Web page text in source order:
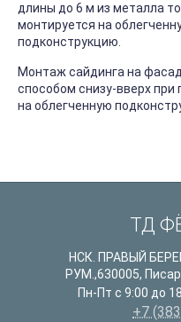
длины до 6 м из металла
монтируется на
подконструкцию.
Монтаж сайдинга на
способом снизу-вверх
на облегченную
ТД
НСК. ПРАВЫЙ
РУМ.,630005,
Пн-Пт с 9:00 до
+7